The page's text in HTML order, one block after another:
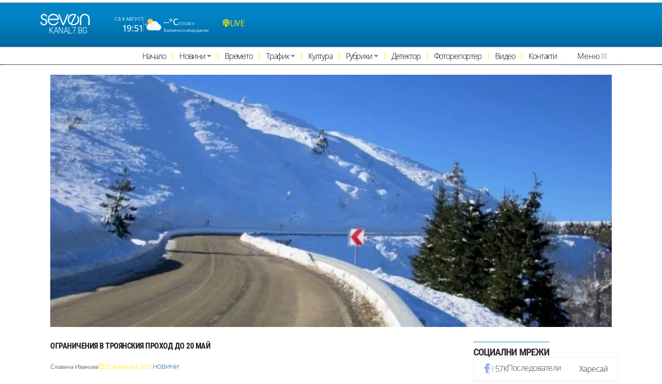
KANAL7.BG
СБ 8 АВГУСТ
19:51
--°CПЛЕВЕН
Временно няма данни
LIVE
Начало Новини Времето Трафик Култура Рубрики Детектор Фоторепортер Видео Контакти Меню
ОГРАНИЧЕНИЯ В ТРОЯНСКИЯ ПРОХОД ДО 20 МАЙ
Славина Иванова 23 февруари 2026НОВИНИ
СОЦИАЛНИ МРЕЖИ
57KПоследователи Харесай